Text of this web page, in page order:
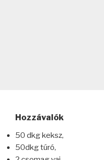
Hozzávalók
50 dkg keksz,
50dkg túró,